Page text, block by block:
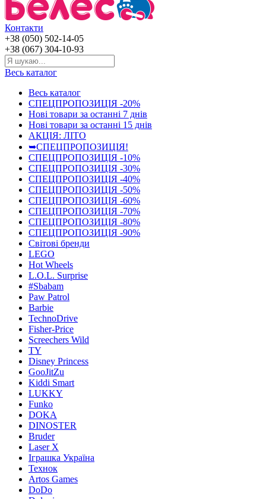
Контакти
+38 (050) 502-14-05
+38 (067) 304-10-93
Весь каталог
Весь каталог
СПЕЦПРОПОЗИЦІЯ -20%
Нові товари за останнi 7 днiв
Нові товари за останнi 15 днiв
АКЦІЯ: ЛІТО
➥СПЕЦПРОПОЗИЦІЯ!
СПЕЦПРОПОЗИЦІЯ -10%
СПЕЦПРОПОЗИЦІЯ -30%
СПЕЦПРОПОЗИЦІЯ -40%
СПЕЦПРОПОЗИЦІЯ -50%
СПЕЦПРОПОЗИЦІЯ -60%
СПЕЦПРОПОЗИЦІЯ -70%
СПЕЦПРОПОЗИЦІЯ -80%
СПЕЦПРОПОЗИЦІЯ -90%
Світові бренди
LEGO
Hot Wheels
L.O.L. Surprise
#Sbabam
Paw Patrol
Barbie
TechnoDrive
Fisher-Price
Screechers Wild
TY
Disney Princess
GooJitZu
Kiddi Smart
LUKKY
Funko
DOKA
DINOSTER
Bruder
Laser X
Іграшка Україна
Технок
Artos Games
DoDo